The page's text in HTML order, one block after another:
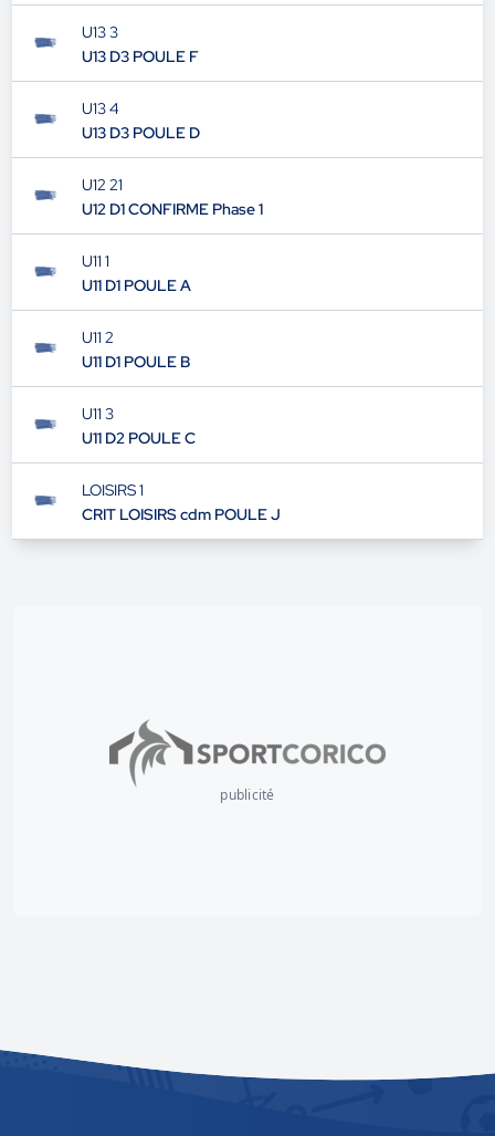
U13 3
U13 D3 POULE F
U13 4
U13 D3 POULE D
U12 21
U12 D1 CONFIRME Phase 1
U11 1
U11 D1 POULE A
U11 2
U11 D1 POULE B
U11 3
U11 D2 POULE C
LOISIRS 1
CRIT LOISIRS cdm POULE J
publicité